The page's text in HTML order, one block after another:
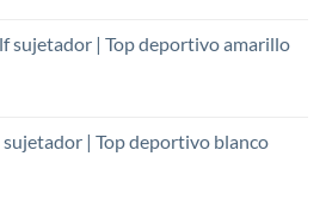
sujetador | Top deportivo amarillo
sujetador | Top deportivo blanco